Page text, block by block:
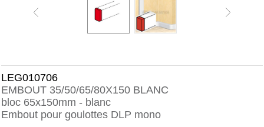
LEG010706
EMBOUT 35/50/65/80X150 BLANC
bloc 65x150mm - blanc
Embout pour goulottes DLP mono